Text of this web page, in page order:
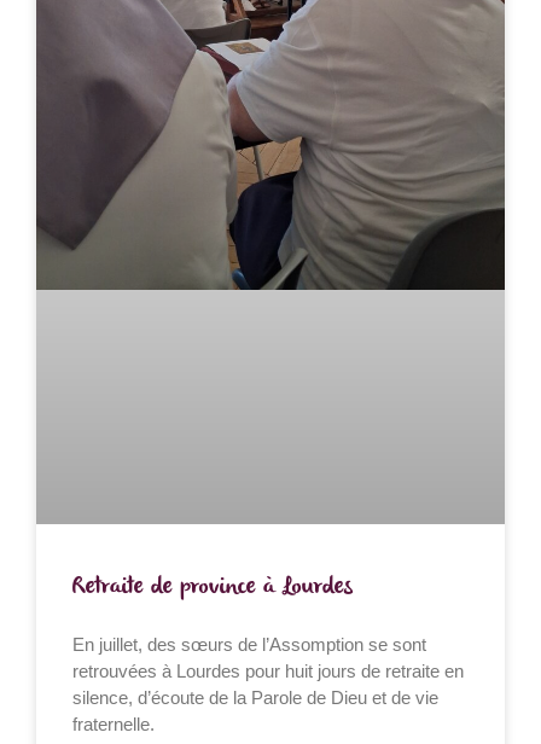
Retraite de province à Lourdes
En juillet, des sœurs de l’Assomption se sont
retrouvées à Lourdes pour huit jours de retraite en
silence, d’écoute de la Parole de Dieu et de vie
fraternelle.